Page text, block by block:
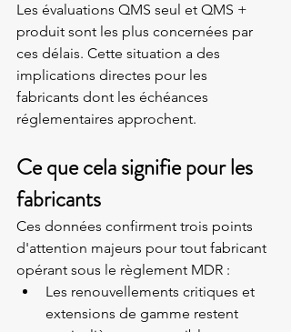
Les évaluations QMS seul et QMS +
produit sont les plus concernées par
ces délais. Cette situation a des
implications directes pour les
fabricants dont les échéances
réglementaires approchent.
Ce que cela signifie pour les
fabricants
Ces données confirment trois points
d'attention majeurs pour tout fabricant
opérant sous le règlement MDR :
Les renouvellements critiques et
extensions de gamme restent